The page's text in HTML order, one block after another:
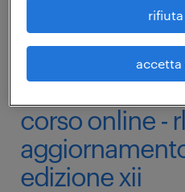
scopri il corso
corso online -
edizione xii
accetta